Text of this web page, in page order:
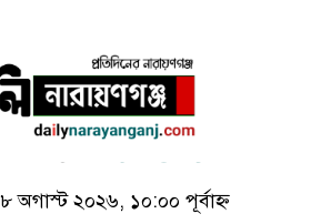
অগাস্ট ২০২৬, ১০:০০ পূর্বাহ্ন